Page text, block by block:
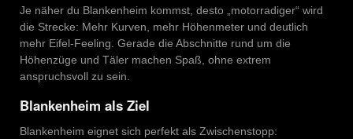
Je näher du Blankenheim kommst, desto „motorradiger“ wird
die Strecke: Mehr Kurven, mehr Höhenmeter und deutlich
mehr Eifel-Feeling. Gerade die Abschnitte rund um die
Höhenzüge und Täler machen Spaß, ohne extrem
anspruchsvoll zu sein.
Blankenheim als Ziel
Blankenheim eignet sich perfekt als Zwischenstopp: